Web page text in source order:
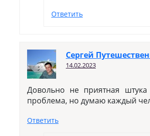
Ответить
Сергей
14.02.2023
Довольно не приятная
проблема, но думаю каждый
Ответить